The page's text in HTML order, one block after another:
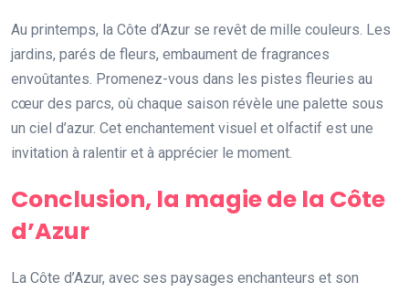
Au printemps, la Côte d’Azur se revêt de mille couleurs. Les
jardins, parés de fleurs, embaument de fragrances
envoûtantes. Promenez-vous dans les pistes fleuries au
cœur des parcs, où chaque saison révèle une palette sous
un ciel d’azur. Cet enchantement visuel et olfactif est une
invitation à ralentir et à apprécier le moment.
Conclusion, la magie de la Côte
d’Azur
La Côte d’Azur, avec ses paysages enchanteurs et son